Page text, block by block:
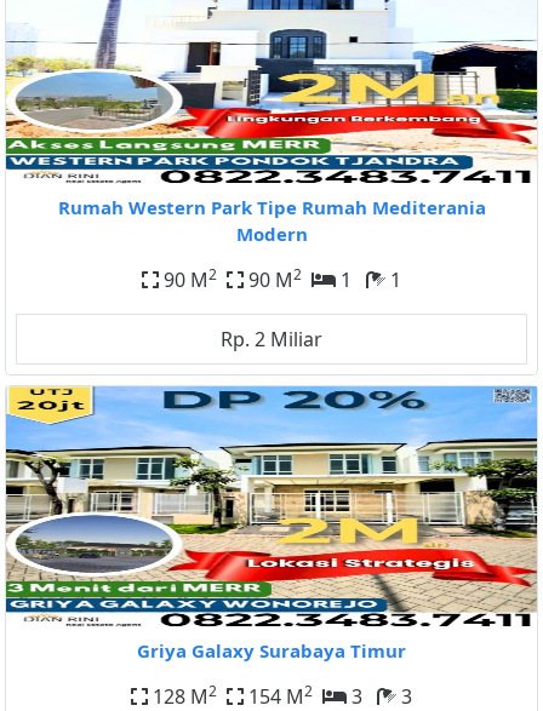
Rumah Western Park Tipe Rumah Mediterania
Modern
90 M2 90 M2 1 1
Rp. 2 Miliar
Griya Galaxy Surabaya Timur
128 M2 154 M2 3 3